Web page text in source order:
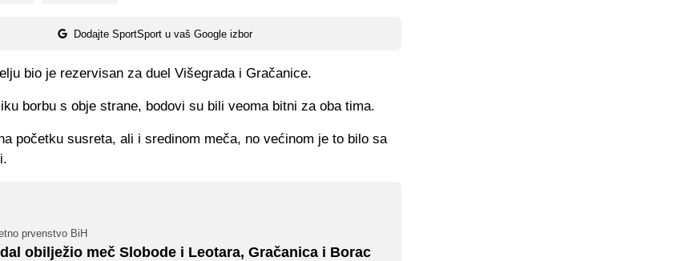
Dodajte SportSport u vaš Google izbor
bio je rezervisan za duel Višegrada i Gračanice.
borbu s obje strane, bodovi su bili veoma bitni za oba tima.
početku susreta, ali i sredinom meča, no većinom je to bilo sa
prvenstvo BiH
obilježio meč Slobode i Leotara, Gračanica i Borac